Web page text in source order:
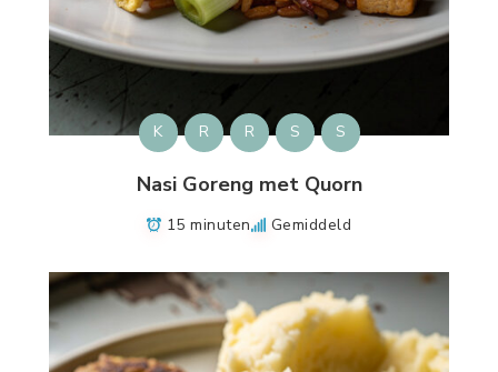
K R R S S
Nasi Goreng met Quorn
15 minuten Gemiddeld